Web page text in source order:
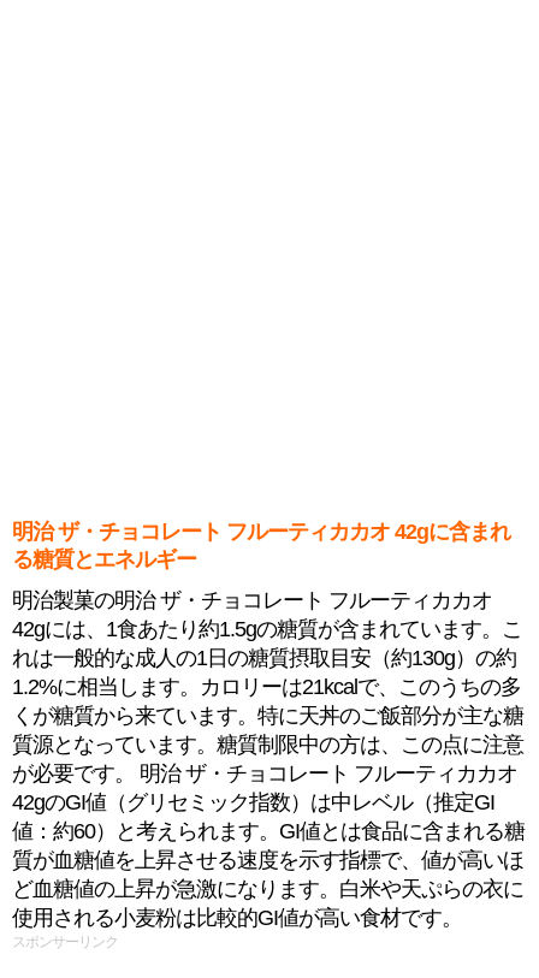
明治 ザ・チョコレート フルーティカカオ 42gに含まれ
る糖質とエネルギー
明治製菓の明治 ザ・チョコレート フルーティカカオ
42gには、1食あたり約1.5gの糖質が含まれています。こ
れは一般的な成人の1日の糖質摂取目安（約130g）の約
1.2%に相当します。カロリーは21kcalで、このうちの多
くが糖質から来ています。特に天丼のご飯部分が主な糖
質源となっています。糖質制限中の方は、この点に注意
が必要です。 明治 ザ・チョコレート フルーティカカオ
42gのGI値（グリセミック指数）は中レベル（推定GI
値：約60）と考えられます。GI値とは食品に含まれる糖
質が血糖値を上昇させる速度を示す指標で、値が高いほ
ど血糖値の上昇が急激になります。白米や天ぷらの衣に
使用される小麦粉は比較的GI値が高い食材です。
スポンサーリンク